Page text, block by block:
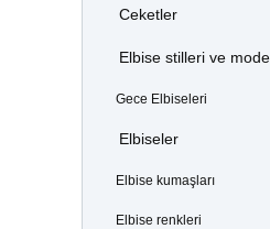
Ceketler
Elbise stilleri ve
Gece Elbiseleri
Elbiseler
Elbise kumaşları
Elbise renkleri